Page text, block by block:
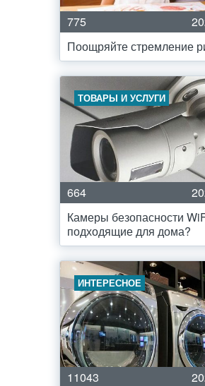
775
Поощряйте стремление
ТОВАРЫ И УСЛУГИ
664
Камеры безопасности
подходящие для дома?
ИНТЕРЕСНОЕ
11043